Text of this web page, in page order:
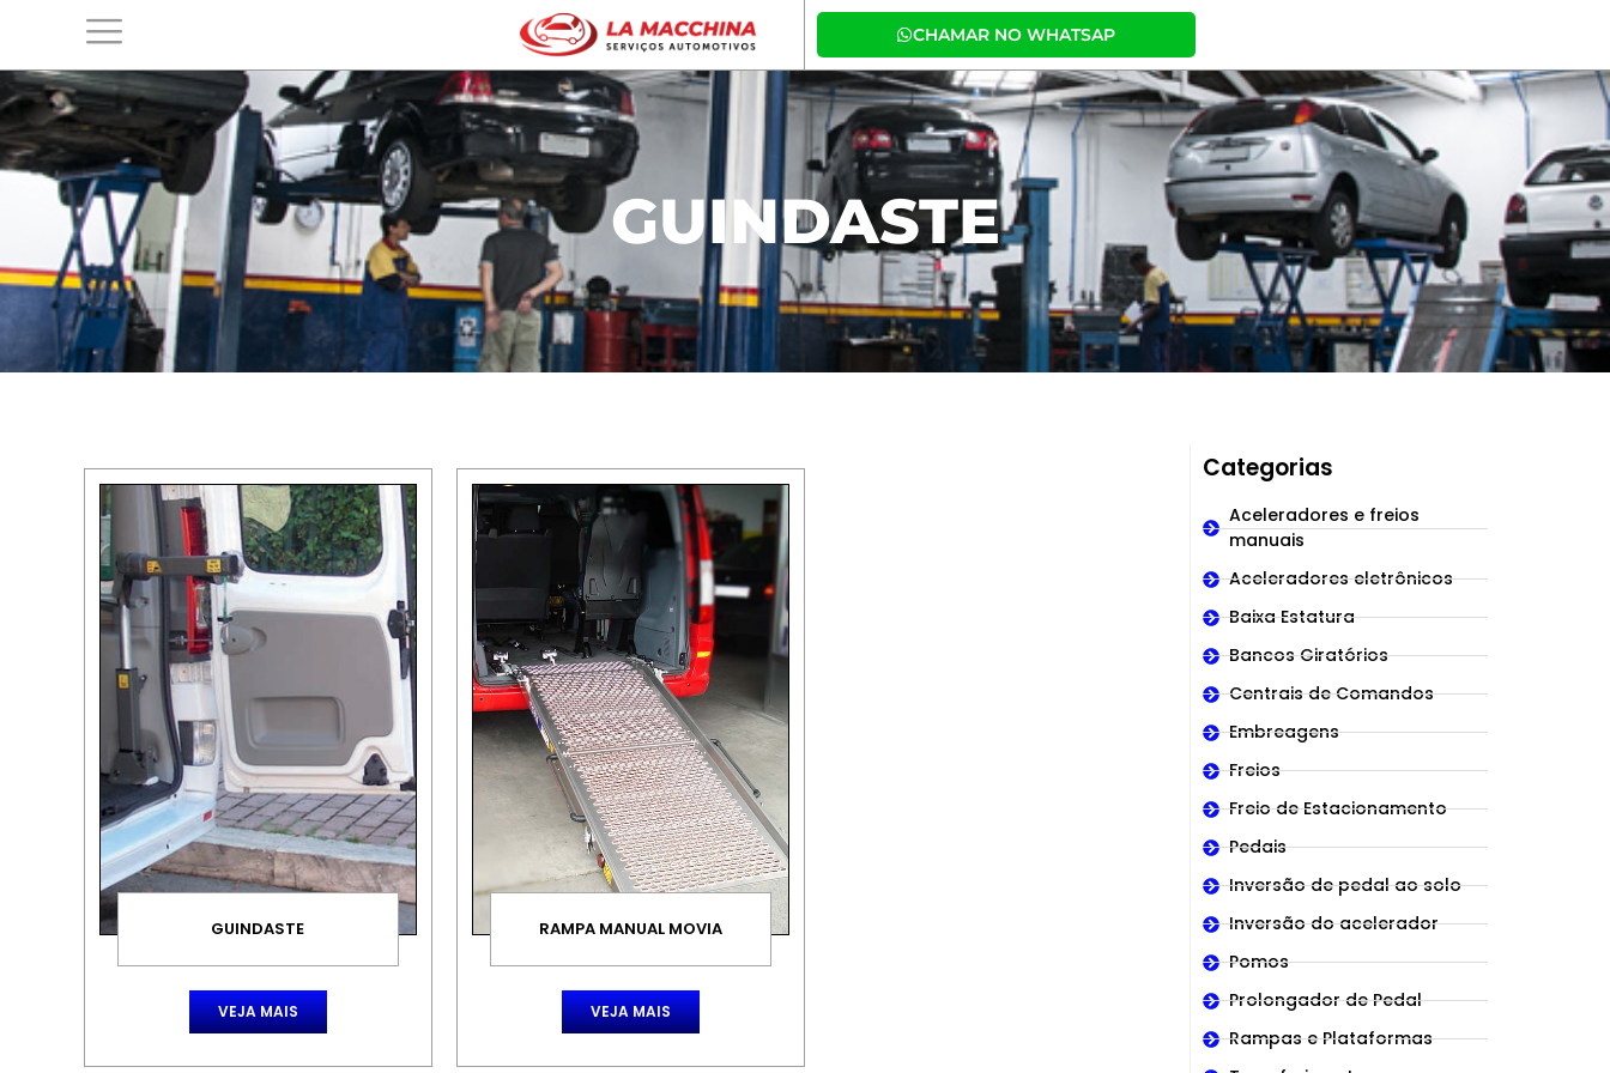
CHAMAR NO WHATSAP
GUINDASTE
GUINDASTE
VEJA MAIS
RAMPA MANUAL MOVIA
VEJA MAIS
Categorias
Aceleradores e freios
manuais
Aceleradores eletrônicos
Baixa Estatura
Bancos Giratórios
Centrais de Comandos
Embreagens
Freios
Freio de Estacionamento
Pedais
Inversão de pedal ao solo
Inversão do acelerador
Pomos
Prolongador de Pedal
Rampas e Plataformas